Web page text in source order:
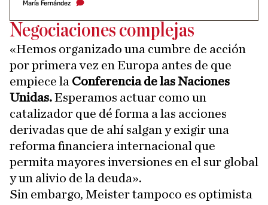
María Fernández
Negociaciones complejas
«Hemos organizado una cumbre de acción
por primera vez en Europa antes de que
empiece la Conferencia de las Naciones
Unidas.Esperamos actuar como un
catalizador que dé forma a las acciones
derivadas que de ahí salgan y exigir una
reforma financiera internacional que
permita mayores inversiones en el sur global
y un alivio de la deuda».
Sin embargo, Meister tampoco es optimista